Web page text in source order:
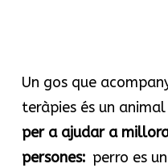
Un gos que
teràpies és un animal
per a ajudar a
persones: perro es